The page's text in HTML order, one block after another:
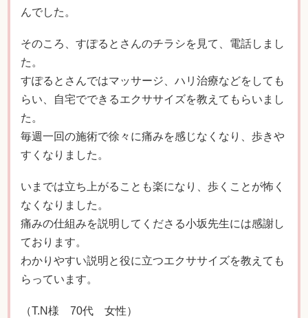
んでした。
そのころ、すぽるとさんのチラシを見て、電話しまし
た。
すぽるとさんではマッサージ、ハリ治療などをしても
らい、自宅でできるエクササイズを教えてもらいまし
た。
毎週一回の施術で徐々に痛みを感じなくなり、歩きや
すくなりました。
いまでは立ち上がることも楽になり、歩くことが怖く
なくなりました。
痛みの仕組みを説明してくださる小坂先生には感謝し
ております。
わかりやすい説明と役に立つエクササイズを教えても
らっています。
（T.N様 70代 女性）